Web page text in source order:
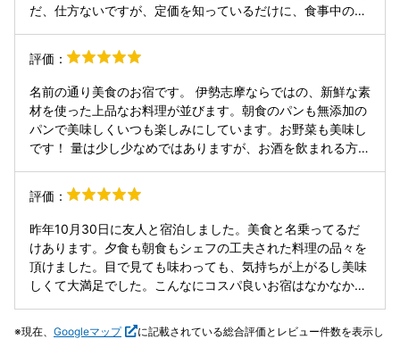
だ、仕方ないですが、定価を知っているだけに、食事中のお
それ以外は不満無しで、また再訪したいと思っています。 星
空コンシェルジュの案内もユニークで、たくさんの写真を見
せてもらって楽しめました。ただ、この日は結構寒かったの
で、次は暖かい時期に訪れたいです。
評価：
名前の通り美食のお宿です。 伊勢志摩ならではの、新鮮な素
材を使った上品なお料理が並びます。朝食のパンも無添加の
パンで美味しくいつも楽しみにしています。お野菜も美味し
です！ 量は少し少なめではありますが、お酒を飲まれる方は
ルなので、1泊するとスタッフの方の顔を覚えるぐらいで
す。それぐらい、スタッフの方は親切にお声をかけてくださ
ります。
評価：
昨年10月30日に友人と宿泊しました。美食と名乗ってるだ
けあります。夕食も朝食もシェフの工夫された料理の品々を
頂けました。目で見ても味わっても、気持ちが上がるし美味
しくて大満足でした。こんなにコスパ良いお宿はなかなかな
現在、 Googleマップ
に記載されている総合評価とレビュー件数を表示し